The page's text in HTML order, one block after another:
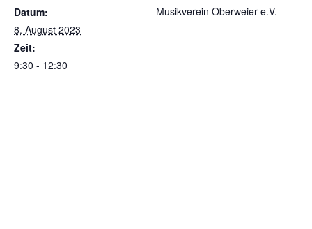
Datum:
8. August 2023
Zeit:
9:30 - 12:30
Musikverein Oberweier e.V.